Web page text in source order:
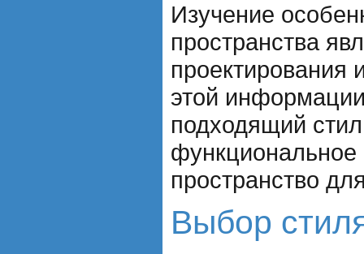
Изучение
пространства
проектирования
этой
подходящий
функциональное
пространство
Выбор